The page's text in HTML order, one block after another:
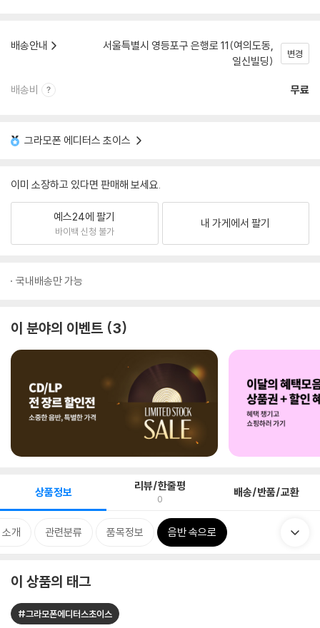
배송안내
서울특별시 영등포구 은행로 11(여의도동,
일신빌딩)
변경
배송비 무료
그라모폰 에디터스 초이스
이미 소장하고 있다면 판매해 보세요.
예스24에 팔기
바이백 신청 불가
내 가게에서 팔기
국내배송만 가능
이 분야의 이벤트 3
상품정보 리뷰/한줄평
0 배송/반품/교환
개 관련분류 품목정보 음반 속으로
이 상품의 태그
#그라모폰에디터스초이스